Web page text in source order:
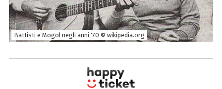
Battisti e Mogol negli anni '70 © wikipedia.org